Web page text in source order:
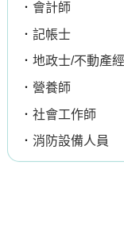
． 會計師
． 記帳士
． 地政士/不動產
． 營養師
． 社會工作師
． 消防設備人員